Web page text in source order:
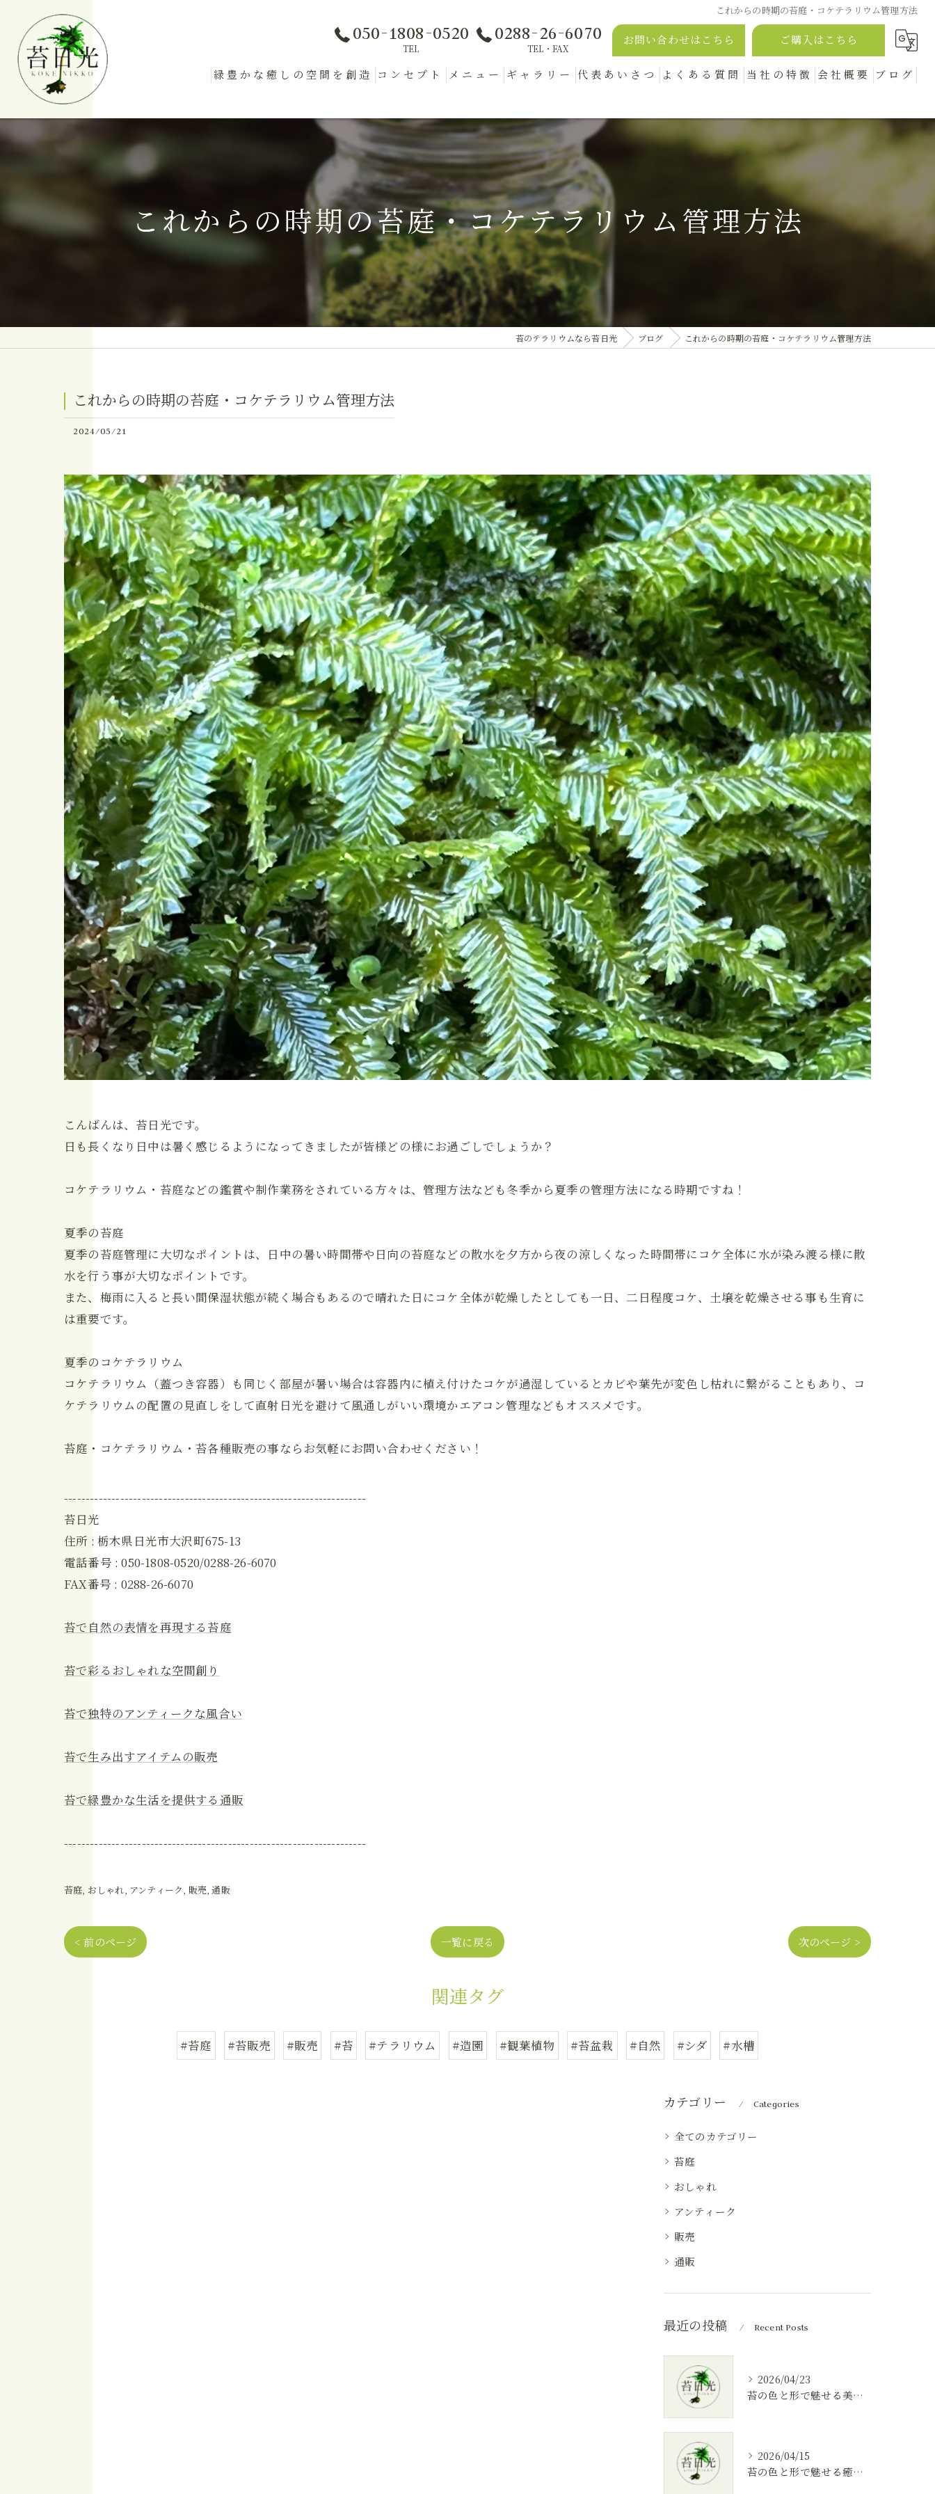
これからの時期の苔庭・コケテラリウム管理方法
050-1808-0520
TEL
0288-26-6070
TEL・FAX
お問い合わせはこちら ご購入はこちら
緑豊かな癒しの空間を創造 コンセプト メニュー ギャラリー 代表あいさつ よくある質問 当社の特徴
苔庭
おしゃれ
アンティーク
販売
会社概要
漫画特集
ブログ
コラム
これからの時期の苔庭・コケテラリウム管理方法
苔のテラリウムなら苔日光 ブログ これからの時期の苔庭・コケテラリウム管理方法
これからの時期の苔庭・コケテラリウム管理方法
2024/05/21
こんばんは、苔日光です。
日も長くなり日中は暑く感じるようになってきましたが皆様どの様にお過ごしでしょうか？
コケテラリウム・苔庭などの鑑賞や制作業務をされている方々は、管理方法なども冬季から夏季の管理方法になる時期ですね！
夏季の苔庭
夏季の苔庭管理に大切なポイントは、日中の暑い時間帯や日向の苔庭などの散水を夕方から夜の涼しくなった時間帯にコケ全体に水が染み渡る様に散
水を行う事が大切なポイントです。
また、梅雨に入ると長い間保湿状態が続く場合もあるので晴れた日にコケ全体が乾燥したとしても一日、二日程度コケ、土壌を乾燥させる事も生育に
は重要です。
夏季のコケテラリウム
コケテラリウム（蓋つき容器）も同じく部屋が暑い場合は容器内に植え付けたコケが過湿しているとカビや葉先が変色し枯れに繋がることもあり、コ
ケテラリウムの配置の見直しをして直射日光を避けて風通しがいい環境かエアコン管理などもオススメです。
苔庭・コケテラリウム・苔各種販売の事ならお気軽にお問い合わせください！
----------------------------------------------------------------------
苔日光
住所 : 栃木県日光市大沢町675-13
電話番号 : 050-1808-0520/0288-26-6070
FAX番号 : 0288-26-6070
苔で自然の表情を再現する苔庭
苔で彩るおしゃれな空間創り
苔で独特のアンティークな風合い
苔で生み出すアイテムの販売
苔で緑豊かな生活を提供する通販
----------------------------------------------------------------------
苔庭 おしゃれ アンティーク 販売 通販
< 前のページ 一覧に戻る 次のページ >
関連タグ
#苔庭 #苔販売 #販売 #苔 #テラリウム #造園 #観葉植物 #苔盆栽 #自然 #シダ #水槽
カテゴリー Categories
全てのカテゴリー
苔庭
おしゃれ
アンティーク
販売
通販
最近の投稿 Recent Posts
2026/04/23
苔の色と形で魅せる美しいテラリウムの作り方
2026/04/15
苔の色と形で魅せる癒しのテラリウム空間